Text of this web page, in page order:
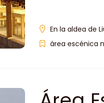
En la aldea de
área escénica